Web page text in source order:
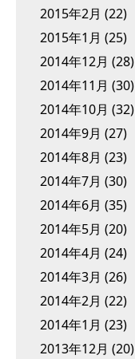
2015年2月 (22)
2015年1月 (25)
2014年12月 (28)
2014年11月 (30)
2014年10月 (32)
2014年9月 (27)
2014年8月 (23)
2014年7月 (30)
2014年6月 (35)
2014年5月 (20)
2014年4月 (24)
2014年3月 (26)
2014年2月 (22)
2014年1月 (23)
2013年12月 (20)